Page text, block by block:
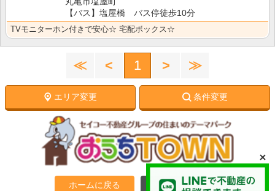
【バス】塩屋橋 バス停徒歩10分
TVモニターホン付きで安心☆ 宅配ボックス☆
≪ < 1 > ≫
エリア変更 条件変更
ホームに戻る PC向けサイトへ